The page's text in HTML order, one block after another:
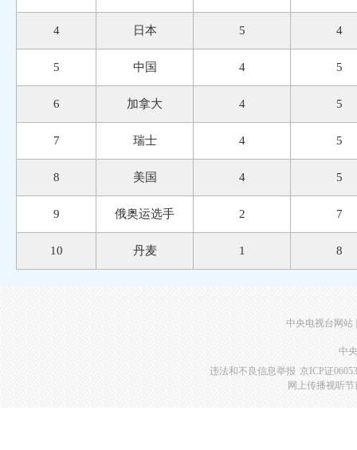
中央电视台网站
中
违法和不良信息举报 京ICP证
网上传播视听